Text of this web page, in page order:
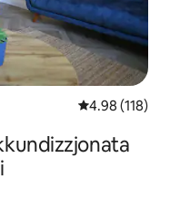
Rating medju
4.98 (118)